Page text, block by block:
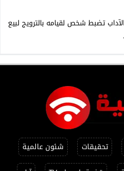
تضبط شخص لقيامه بالترويج لبيع
تحقيقات
شئون عالمية